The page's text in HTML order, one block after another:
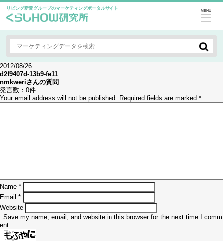
リビング新聞グループのマーケティングポータルサイト MENU
2012/08/26
d2f9407d-13b9-fe11
nmkweriさんの質問
発言数： 0件
Your email address will not be published. Required fields are marked *
Name *
Email *
Website
Save my name, email, and website in this browser for the next time I comm
ent.